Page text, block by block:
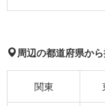
周辺の都道府県か
関東